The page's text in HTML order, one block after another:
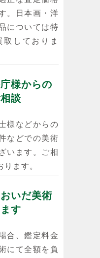
。日本画・洋
については特
しておりま
様からの
談
様などからの
などでの美術
います。ご相
ます。
いだ美術
す
合、鑑定料金
にて全額を負